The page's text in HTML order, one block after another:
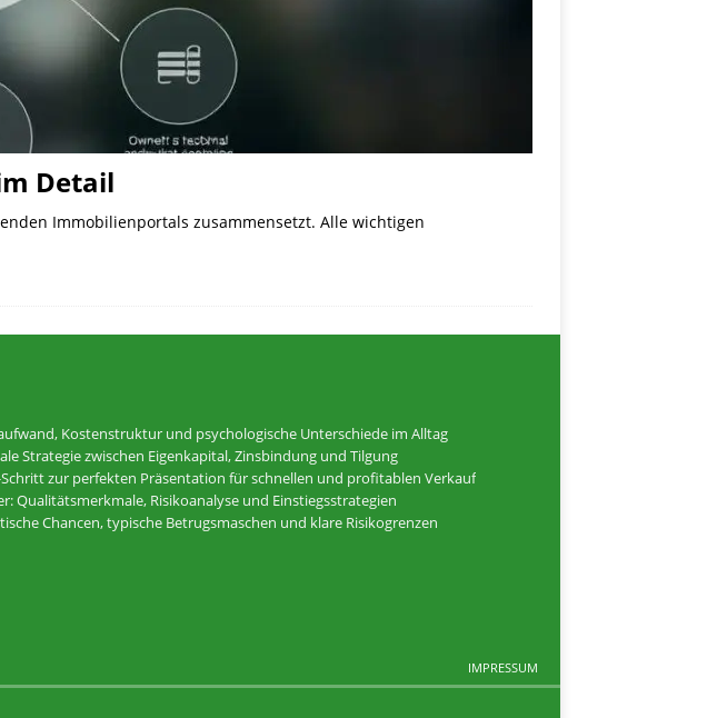
Detail
Immobilienportals zusammensetzt. Alle wichtigen
Kostenstruktur und psychologische Unterschiede im Alltag
Strategie zwischen Eigenkapital, Zinsbindung und Tilgung
zur perfekten Präsentation für schnellen und profitablen Verkauf
Qualitätsmerkmale, Risikoanalyse und Einstiegsstrategien
Chancen, typische Betrugsmaschen und klare Risikogrenzen
IMPRESSUM